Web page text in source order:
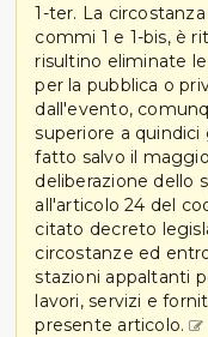
1-ter. La
commi 1 e 1-bis, è
risultino eliminate
per la pubblica o
dall'evento,
superiore a
fatto salvo il
deliberazione dello
all'articolo 24 del
citato decreto
circostanze ed
stazioni appaltanti
lavori, servizi e
presente articolo.